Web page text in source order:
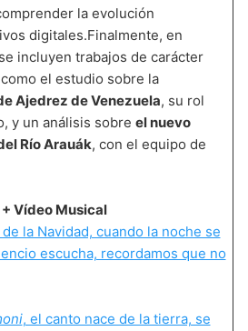
la evolución
digitales.Finalmente, en
incluyen trabajos de carácter
el estudio sobre la
Ajedrez de Venezuela, su rol
y un análisis sobre el nuevo
Río Arauák, con el equipo de
Vídeo Musical
la Navidad, cuando la noche se
escucha, recordamos que no
, el canto nace de la tierra, se